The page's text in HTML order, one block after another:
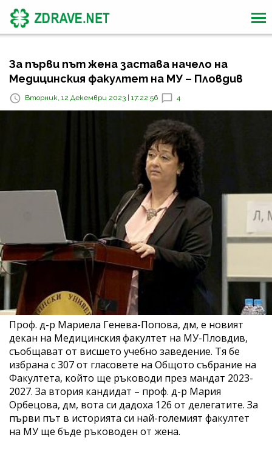
За първи път жена застава начело на
Медицинския факултет на МУ – Пловдив
Вторник, 12 Декември 2023 | 17:22:56 4
Проф. д-р Мариела Генева-Попова, дм, е новият
декан на Медицинския факултет на МУ-Пловдив,
съобщават от висшето учебно заведение. Тя бе
избрана с 307 от гласовете на Общото събрание на
Факултета, който ще ръководи през мандат 2023-
2027. За втория кандидат – проф. д-р Мария
Орбецова, дм, вота си дадоха 126 от делегатите. За
първи път в историята си най-големият факултет
на МУ ще бъде ръководен от жена.